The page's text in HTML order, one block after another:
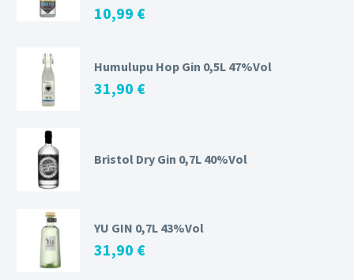
10,99 €
Humulupu Hop Gin 0,5L 47%Vol
31,90 €
Bristol Dry Gin 0,7L 40%Vol
YU GIN 0,7L 43%Vol
31,90 €